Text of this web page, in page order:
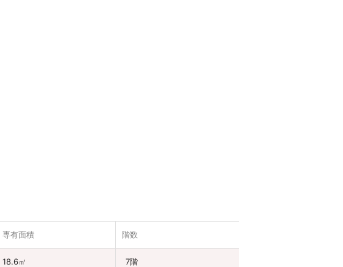
専有面積 階数
18.6㎡ 7階